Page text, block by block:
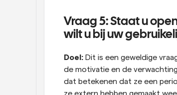
Vraag 5: Staat u
wilt u bij uw
Doel: Dit is een geweldige
de motivatie en de
dat betekenen dat ze een